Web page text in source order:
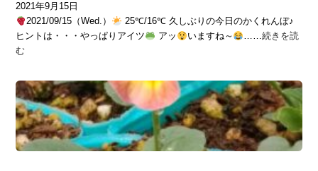
2021年9月15日
2021/09/15（Wed.）
25℃/16℃ 久しぶりの今日のかくれんぼ♪
ヒントは・・・やっぱりアイツ
アッ いますね～ ……続きを読
む